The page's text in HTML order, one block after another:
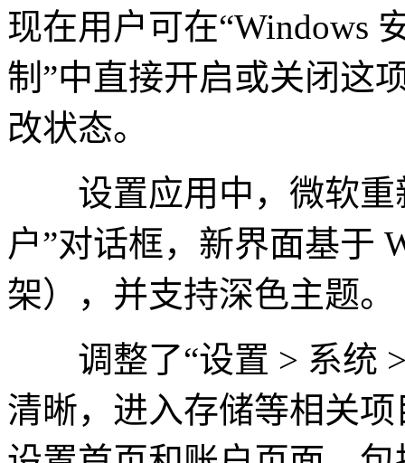
现在用户可在“Windows
制”中直接开启或关闭这
改状态。
设置应用中，微软重
户”对话框，新界面基于
架），并支持深色主题。
调整了“设置 > 系统 >
清晰，进入存储等相关